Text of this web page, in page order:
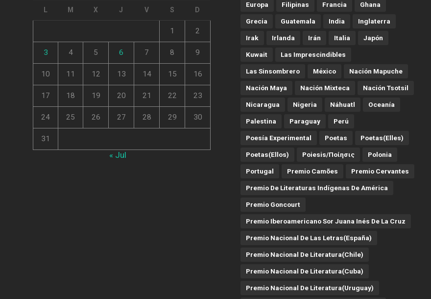
L M X J V S D
1 2
3 4 5 6 7 8 9
10 11 12 13 14 15 16
17 18 19 20 21 22 23
24 25 26 27 28 29 30
31
« Jul
Europa Filipinas Francia Ghana
Grecia Guatemala India Inglaterra
Irak Irlanda Irán Italia Japón
Kuwait Las Imprescindibles
Las Sinsombrero México Nación Mapuche
Nación Maya Nación Mixteca Nación Tsotsil
Nicaragua Nigeria Náhuatl Oceanía
Palestina Paraguay Perú
Poesía Experimental Poetas Poetas(Elles)
Poetas(Ellos) Poiesis/ποίησις Polonia
Portugal Premio Camões Premio Cervantes
Premio De Literaturas Indígenas De América
Premio Goncourt
Premio Iberoamericano Sor Juana Inés De La Cruz
Premio Nacional De Las Letras(España)
Premio Nacional De Literatura(Chile)
Premio Nacional De Literatura(Cuba)
Premio Nacional De Literatura(Uruguay)